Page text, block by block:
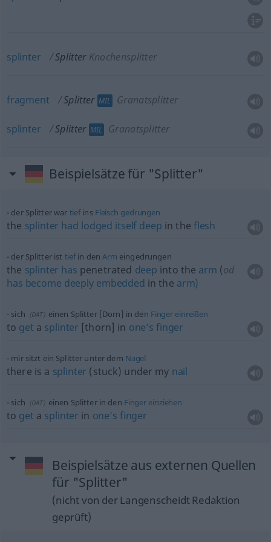
splinter Splitter Knochensplitter
fragment Splitter MIL Granatsplitter
splinter Splitter MIL Granatsplitter
Beispielsätze für "Splitter"
der Splitter war tiefins Fleisch gedrungen
the splinter had lodged itself deep in the flesh
der Splitter ist tiefin denArm eingedrungen
the splinter has penetrated deep into the arm (od
has become deeply embedded in the arm)
sich (DAT) einen Splitter [Dorn] in den Finger einreißen
to get a splinter [thorn] in one’s finger
mir sitzt ein Splitter unter dem Nagel
there is a splinter (stuck) under my nail
sich (DAT) einen Splitter in den Finger einziehen
to get a splinter in one’s finger
Beispielsätze aus externen Quellen
für "Splitter"
(nicht von der Langenscheidt Redaktion
geprüft)